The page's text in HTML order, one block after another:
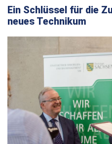
Ein Schlüssel für die
neues Technikum